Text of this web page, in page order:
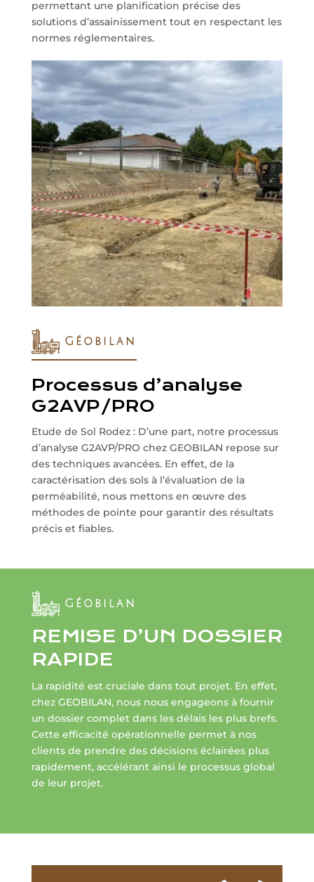
permettant une planification précise des
solutions d’assainissement tout en respectant les
normes réglementaires.
Géobilan
Processus d’analyse
G2AVP/PRO
Etude de Sol Rodez : D’une part, notre processus
d’analyse G2AVP/PRO chez GEOBILAN repose sur
des techniques avancées. En effet, de la
caractérisation des sols à l’évaluation de la
perméabilité, nous mettons en œuvre des
méthodes de pointe pour garantir des résultats
précis et fiables.
Géobilan
REMISE D’UN DOSSIER
RAPIDE
La rapidité est cruciale dans tout projet. En effet,
chez GEOBILAN, nous nous engageons à fournir
un dossier complet dans les délais les plus brefs.
Cette efficacité opérationnelle permet à nos
clients de prendre des décisions éclairées plus
rapidement, accélérant ainsi le processus global
de leur projet.